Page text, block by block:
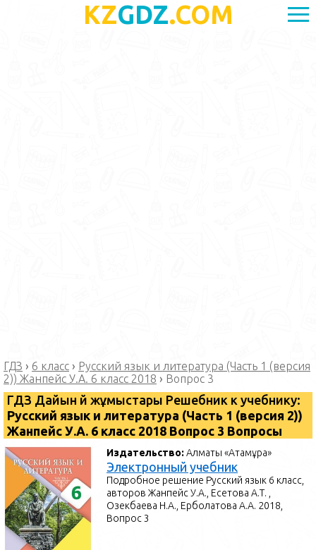
KZGDZ.COM
ГДЗ › 6 класс › Русский язык и литература (Часть 1 (версия
2)) Жанпейс У.А. 6 класс 2018 › Вопрос 3
ГДЗ Дайын үй жұмыстары Решебник к учебнику:
Русский язык и литература (Часть 1 (версия 2))
Жанпейс У.А. 6 класс 2018 Вопрос 3 Вопросы
Издательство:Алматы «Атамұра»
Электронный учебник
Подробное решение Русский язык 6 класс,
авторов Жанпейс У.А., Есетова А.Т. ,
Озекбаева Н.А., Ерболатова А.А. 2018,
Вопрос 3